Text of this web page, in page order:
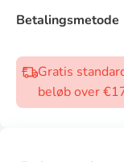
Betalingsmetode
Gratis
beløb over